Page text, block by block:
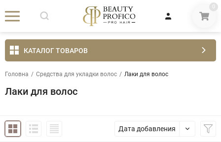
0
КАТАЛОГ ТОВАРОВ
Головна / Средства для укладки волос / Лаки для волос
Лаки для волос
Дата добавления